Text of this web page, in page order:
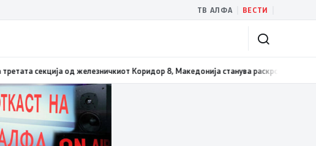
ТВ АЛФА ВЕСТИ
на сите три типа матура е 3,6609:08Николоски: Почнуваме со